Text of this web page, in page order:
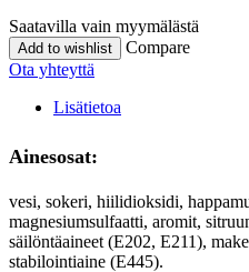
Saatavilla vain myymälästä
Add to wishlist
Compare
Ota yhteyttä
Lisätietoa
Ainesosat:
vesi, sokeri, hiilidioksidi,
magnesiumsulfaatti, aromit,
säilöntäaineet (E202, E211),
stabilointiaine (E445).